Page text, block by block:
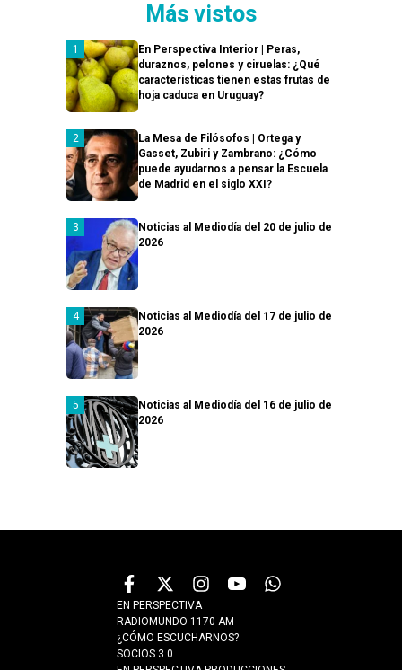
Más vistos
En Perspectiva Interior | Peras,
duraznos, pelones y ciruelas: ¿Qué
características tienen estas frutas de
hoja caduca en Uruguay?
La Mesa de Filósofos | Ortega y
Gasset, Zubiri y Zambrano: ¿Cómo
puede ayudarnos a pensar la Escuela
de Madrid en el siglo XXI?
Noticias al Mediodía del 20 de julio de
2026
Noticias al Mediodía del 17 de julio de
2026
Noticias al Mediodía del 16 de julio de
2026
EN PERSPECTIVA
RADIOMUNDO 1170 AM
¿CÓMO ESCUCHARNOS?
SOCIOS 3.0